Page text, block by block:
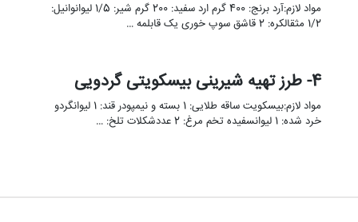
مواد لازم:آرد برنج: 400 گرم ارد سفید: 200 گرم شیر: 1/5 لیوانوانیل:
1/2 مثقالکره: 2 قاشق سوپ خوری یک قابلمه …
4- طرز تهیه شیرینی بیسکویتی گردویی
مواد لازم:بیسکویت ساقه طلایی: 1 بسته و نیمپودر قند: 1 لیوانگردو
خرد شده: 1 لیوانسفیده تخم مرغ: 2 عددشکلات تلخ: …